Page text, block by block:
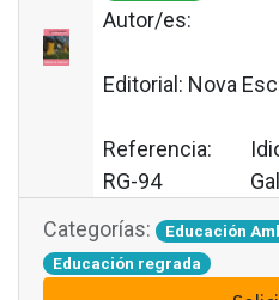
Autor/es:
Editorial: Nova
Referencia:
RG-94
Categorías:
Educación
Educación regrada